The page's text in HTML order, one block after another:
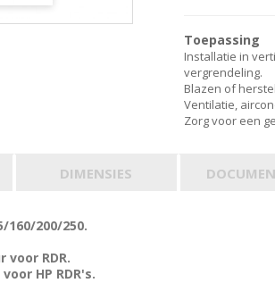
Toepassing
Installatie in
vergrendeling.
Blazen of
Ventilatie,
Zorg voor een
DIMENSIES
160/200/250.
voor RDR.
HP RDR's.